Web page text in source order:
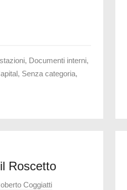
, Documenti interni,
, Senza categoria,
Roscetto
Coggiatti